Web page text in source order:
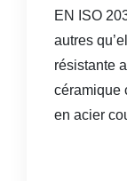
EN ISO
autres
résistante
céramique
en acier